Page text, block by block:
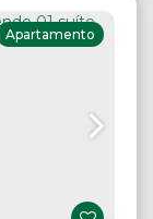
Apartamento